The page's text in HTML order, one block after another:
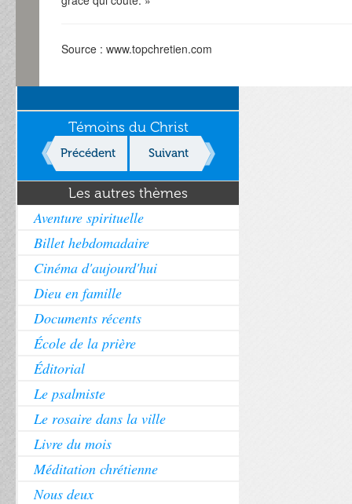
Source : www.topchretien.com
Témoins du Christ
Précédent Suivant
Les autres thèmes
Aventure spirituelle
Billet hebdomadaire
Cinéma d'aujourd'hui
Dieu en famille
Documents récents
École de la prière
Éditorial
Le psalmiste
Le rosaire dans la ville
Livre du mois
Méditation chrétienne
Nous deux